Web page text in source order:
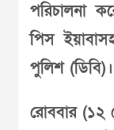
পরিচালনা
পিস
পুলিশ (ডিবি)।
রোববার (১২